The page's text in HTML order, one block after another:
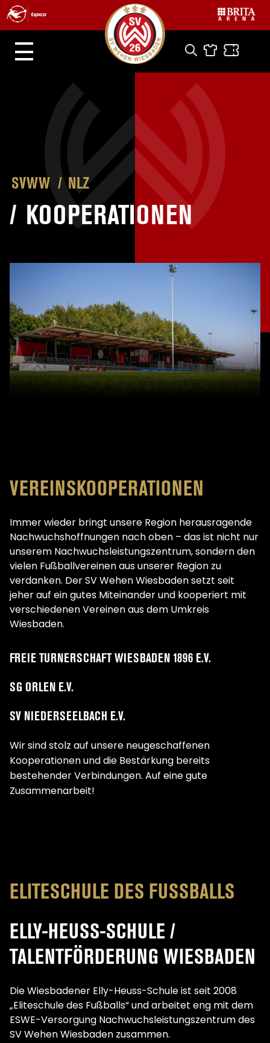
SVWW NLZ
/ KOOPERATIONEN
VEREINSKOOPERATIONEN
Immer wieder bringt unsere Region herausragende
Nachwuchshoffnungen nach oben – das ist nicht nur
unserem Nachwuchsleistungszentrum, sondern den
vielen Fußballvereinen aus unserer Region zu
verdanken. Der SV Wehen Wiesbaden setzt seit
jeher auf ein gutes Miteinander und kooperiert mit
verschiedenen Vereinen aus dem Umkreis
Wiesbaden.
FREIE TURNERSCHAFT WIESBADEN 1896 E.V.
SG ORLEN E.V.
SV NIEDERSEELBACH E.V.
Wir sind stolz auf unsere neugeschaffenen
Kooperationen und die Bestärkung bereits
bestehender Verbindungen. Auf eine gute
Zusammenarbeit!
ELITESCHULE DES FUSSBALLS
ELLY-HEUSS-SCHULE /
TALENTFÖRDERUNG WIESBADEN
Die Wiesbadener Elly-Heuss-Schule ist seit 2008
„Eliteschule des Fußballs“ und arbeitet eng mit dem
ESWE-Versorgung Nachwuchsleistungszentrum des
SV Wehen Wiesbaden zusammen.